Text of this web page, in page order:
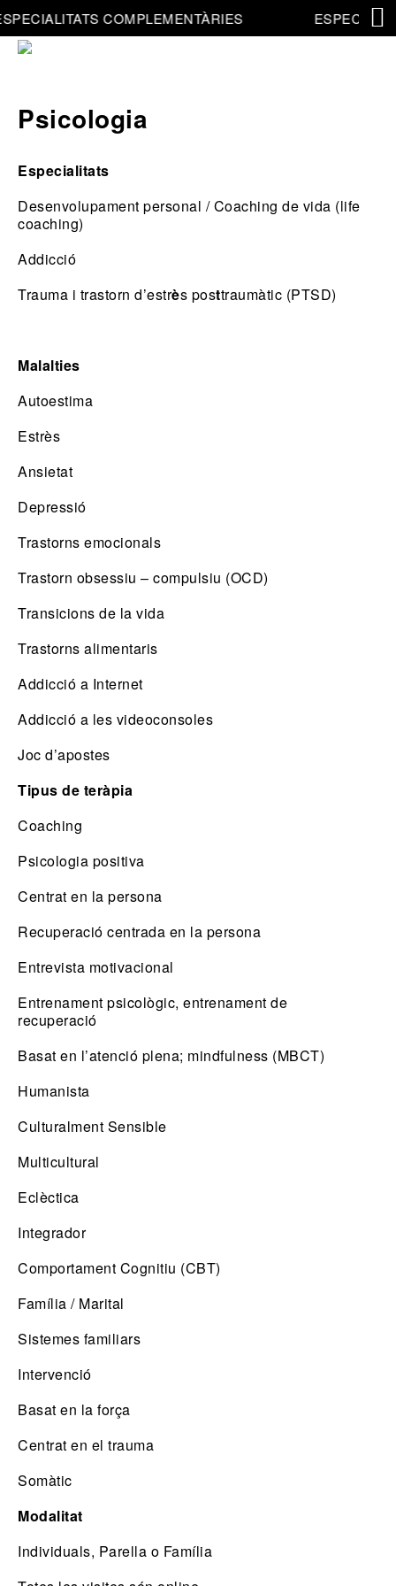
COMPLEMENTÀRIES
Psicologia
Especialitats
Desenvolupament personal / Coaching de vida (life
coaching)
Addicció
Trauma i trastorn d’estrès posttraumàtic (PTSD)
Malalties
Autoestima
Estrès
Ansietat
Depressió
Trastorns emocionals
Trastorn obsessiu – compulsiu (OCD)
Transicions de la vida
Trastorns alimentaris
Addicció a Internet
Addicció a les videoconsoles
Joc d’apostes
Tipus de teràpia
Coaching
Psicologia positiva
Centrat en la persona
Recuperació centrada en la persona
Entrevista motivacional
Entrenament psicològic, entrenament de
recuperació
Basat en l’atenció plena; mindfulness (MBCT)
Humanista
Culturalment Sensible
Multicultural
Eclèctica
Integrador
Comportament Cognitiu (CBT)
Família / Marital
Sistemes familiars
Intervenció
Basat en la força
Centrat en el trauma
Somàtic
Modalitat
Individuals, Parella o Família